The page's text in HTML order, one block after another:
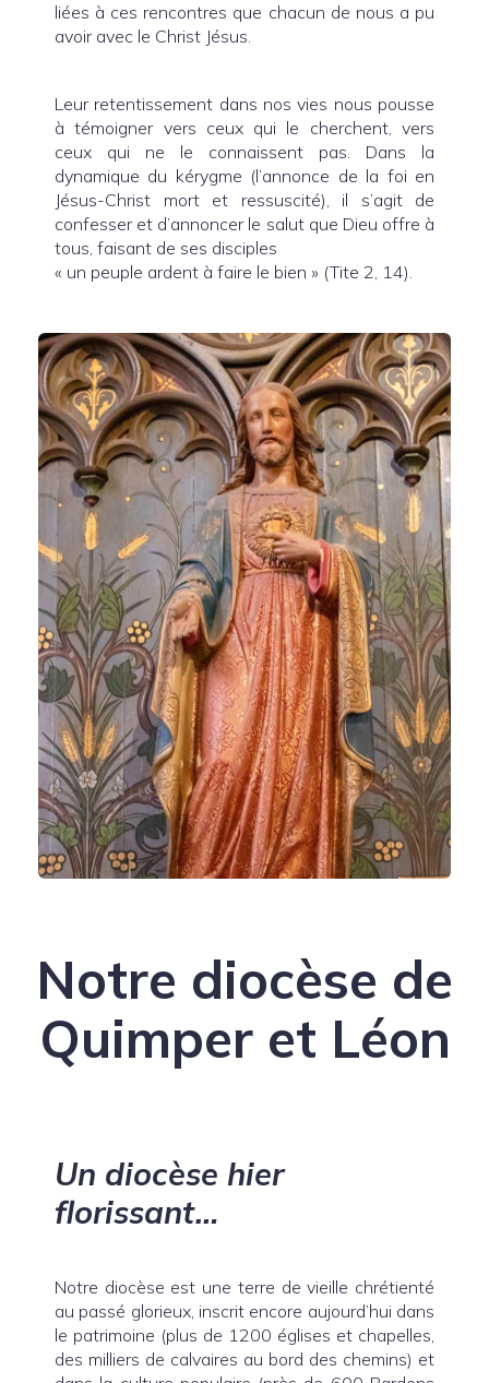
liées à ces rencontres que chacun de nous a pu
avoir avec le Christ Jésus.
Leur retentissement dans nos vies nous pousse
à témoigner vers ceux qui le cherchent, vers
ceux qui ne le connaissent pas. Dans la
dynamique du kérygme (l’annonce de la foi en
Jésus-Christ mort et ressuscité), il s’agit de
confesser et d’annoncer le salut que Dieu offre à
tous, faisant de ses disciples
« un peuple ardent à faire le bien » (Tite 2, 14).
Notre diocèse de
Quimper et Léon
Un diocèse hier
florissant…
Notre diocèse est une terre de vieille chrétienté
au passé glorieux, inscrit encore aujourd’hui dans
le patrimoine (plus de 1200 églises et chapelles,
des milliers de calvaires au bord des chemins) et